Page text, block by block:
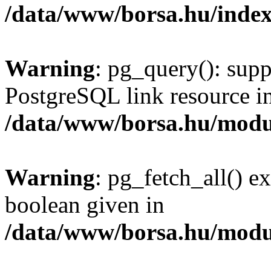
/data/www/borsa.hu/
Warning: pg_query():
PostgreSQL link resource
/data/www/borsa.hu/
Warning: pg_fetch_all()
boolean given in
/data/www/borsa.hu/